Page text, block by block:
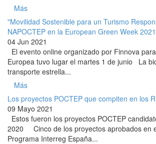
Más
"Movilidad Sostenible para un Turismo
NAPOCTEP en la European Green Week 2021
04 Jun 2021
El evento online organizado por Finnova
Europea tuvo lugar el martes 1 de junio La
transporte estrella...
Más
Los proyectos POCTEP que compiten en los
09 Mayo 2021
Estos fueron los proyectos POCTEP
2020 Cinco de los proyectos aprobados en
Programa Interreg España...